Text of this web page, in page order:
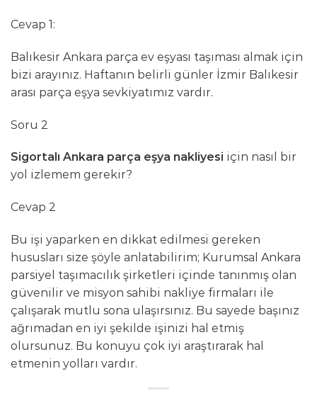
Cevap 1:
Balıkesir Ankara parça ev eşyası taşıması almak için
bizi arayınız. Haftanın belirli günler İzmir Balıkesir
arası parça eşya sevkiyatımız vardır.
Soru 2
Sigortalı Ankara parça eşya nakliyesi için nasıl bir
yol izlemem gerekir?
Cevap 2
Bu işi yaparken en dikkat edilmesi gereken
hususları size şöyle anlatabilirim; Kurumsal Ankara
parsiyel taşımacılık şirketleri içinde tanınmış olan
güvenilir ve misyon sahibi nakliye firmaları ile
çalışarak mutlu sona ulaşırsınız. Bu sayede başınız
ağrımadan en iyi şekilde işinizi hal etmiş
olursunuz. Bu konuyu çok iyi araştırarak hal
etmenin yolları vardır.